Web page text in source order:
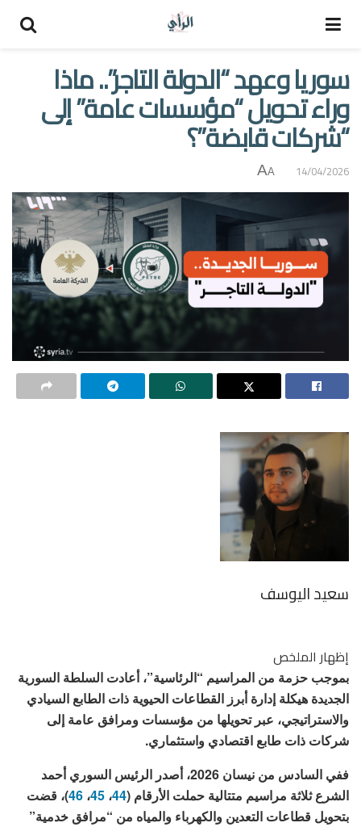
سوريا وعهد “الدولة التاجر”.. ماذا
وراء تحويل “مؤسسات عامة” إلى
“شركات قابضة”؟
14/04/2026
A
A
سعيد اليوسف
إظهار الملخص
بموجب حزمة من المراسيم “الرئاسية”، أعادت السلطة السورية
الجديدة هيكلة إدارة أبرز القطاعات الحيوية ذات الطابع السيادي
والاستراتيجي، عبر تحويلها من مؤسسات ومرافق عامة إلى
شركات ذات طابع اقتصادي واستثماري.
ففي السادس من نيسان 2026، أصدر الرئيس السوري أحمد
الشرع ثلاثة مراسيم متتالية حملت الأرقام (44، 45، 46)، قضت
بتحويل قطاعات التعدين والكهرباء والمياه من “مرافق خدمية”